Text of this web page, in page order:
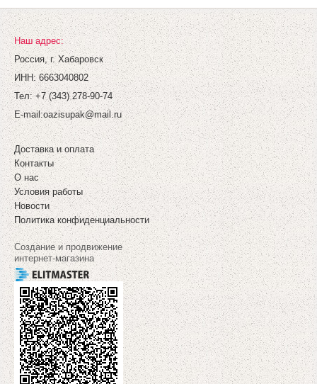
Наш адрес:
Россия, г. Хабаровск
ИНН: 6663040802
Тел: +7 (343) 278-90-74
E-mail:oazisupak@mail.ru
Доставка и оплата
Контакты
О нас
Условия работы
Новости
Политика конфиденциальности
Создание и продвижение
интернет-магазина